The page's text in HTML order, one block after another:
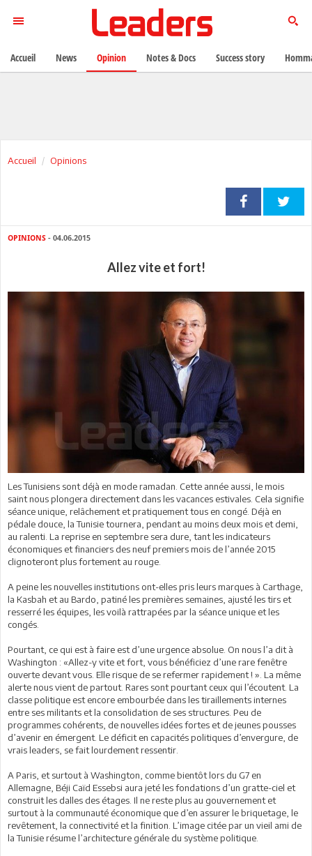
Accueil Opinions
OPINIONS - 04.06.2015
Allez vite et fort!
Les Tunisiens sont déjà en mode ramadan. Cette année aussi, le mois
saint nous plongera directement dans les vacances estivales. Cela signifie
séance unique, relâchement et pratiquement tous en congé. Déjà en
pédale douce, la Tunisie tournera, pendant au moins deux mois et demi,
au ralenti. La reprise en septembre sera dure, tant les indicateurs
économiques et financiers des neuf premiers mois de l’année 2015
clignoteront plus fortement au rouge.
A peine les nouvelles institutions ont-elles pris leurs marques à Carthage,
la Kasbah et au Bardo, patiné les premières semaines, ajusté les tirs et
resserré les équipes, les voilà rattrapées par la séance unique et les
congés.
Pourtant, ce qui est à faire est d’une urgence absolue. On nous l’a dit à
Washington : «Allez-y vite et fort, vous bénéficiez d’une rare fenêtre
ouverte devant vous. Elle risque de se refermer rapidement ! ». La même
alerte nous vient de partout. Rares sont pourtant ceux qui l’écoutent. La
classe politique est encore embourbée dans les tiraillements internes
entre ses militants et la consolidation de ses structures. Peu de
programmes cohérents, de nouvelles idées fortes et de jeunes pousses
d’avenir en émergent. Le déficit en capacités politiques d’envergure, de
vrais leaders, se fait lourdement ressentir.
A Paris, et surtout à Washington, comme bientôt lors du G7 en
Allemagne, Béji Caïd Essebsi aura jeté les fondations d’un gratte-ciel et
construit les dalles des étages. Il ne reste plus au gouvernement et
surtout à la communauté économique que d’en assurer le briquetage, le
revêtement, la connectivité et la finition. L’image citée par un vieil ami de
la Tunisie résume l’architecture générale du système politique.
Accueil News Opinion Notes & Docs Success story